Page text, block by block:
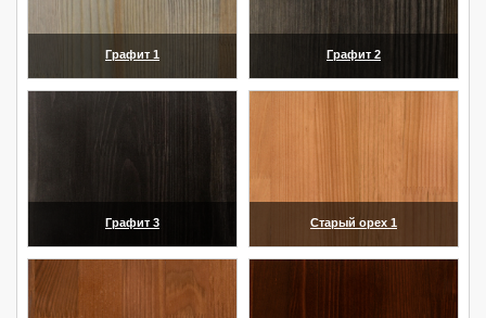
Графит 1 Графит 2
Графит 3 Старый орех 1